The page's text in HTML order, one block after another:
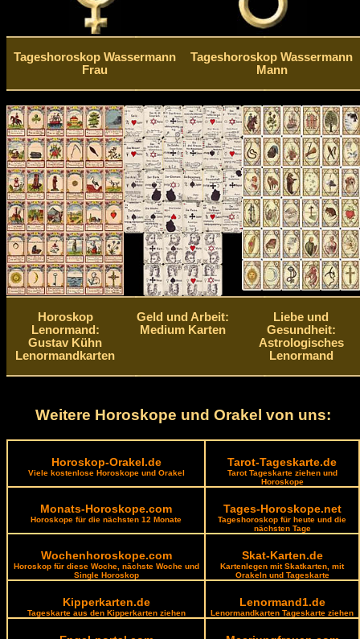
Tageshoroskop Wassermann
Frau
Tageshoroskop Wassermann
Mann
Horoskop
Lenormand:
Gustav Kühn
Lenormandkarten
Geld und Arbeit:
Medium Karten
Liebe und
Gesundheit:
Astrologisches
Lenormand
Weitere Horoskope und Orakel von uns:
Horoskop-Orakel.de
Viele kostenlose Horoskope und Orakel
Tarot-Tageskarte.de
Tarot Tageskarte ziehen und
Horoskope
Monats-Horoskope.com
Horoskope für die nächsten 12 Monate
Tages-Horoskope.net
Tageshoroskop für heute und die
nächsten Tage
Wochenhoroskope.com
Horoskop für diese Woche, nächste Woche und
Single Horoskop
Skat-Karten.de
Kartenlegen mit Skatkarten, mit
Orakeln und Tageskarte
Kipperkarten.de
Tageskarte aus den Kipperkarten ziehen
Lenormand1.de
Lenormandkarten Tageskarte ziehen